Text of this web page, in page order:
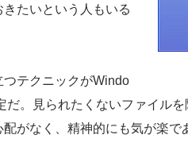
たいという人もいる
テクニックがWindo
。見られたくないファイルを
がなく、精神的にも気が楽で